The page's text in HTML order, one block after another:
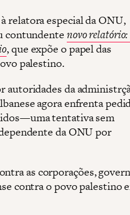
relatora especial da ONU,
contundente novo
, que expõe o papel das
palestino.
autoridades da
agora enfrenta
tentativa sem
da ONU por
as corporações,
contra o povo palestino